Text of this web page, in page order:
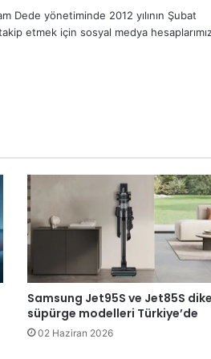
Dede yönetiminde 2012 yılının Şubat
etmek için sosyal medya
Samsung Jet95S ve Jet85S
süpürge modelleri Türkiye’de
02 Haziran 2026